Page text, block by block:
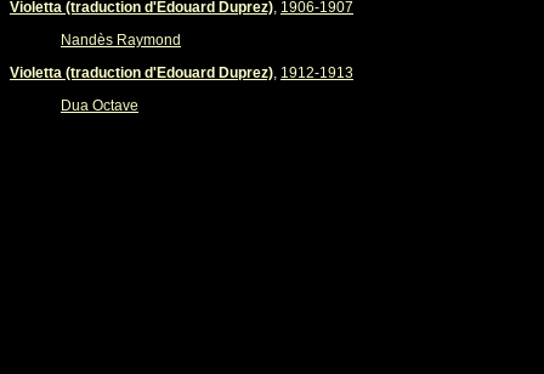
Violetta (traduction d'Edouard Duprez), 1906-1907
Nandès Raymond
Violetta (traduction d'Edouard Duprez), 1912-1913
Dua Octave